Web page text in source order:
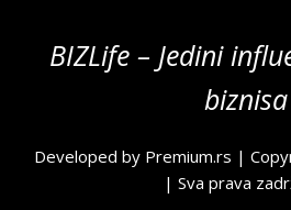
BIZLife – Jedini
biznisa
Developed by Premium.rs |
| Sva prava